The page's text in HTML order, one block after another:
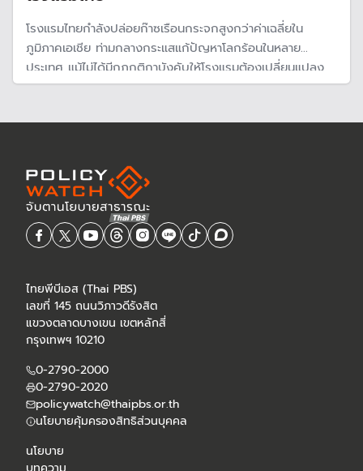
โรงแรมไทยกำลังปล่อยก๊าซเรือนกระจกสูงกว่าค่าเฉลี่ยใน
ภูมิภาคเอเชีย ท่ามกลางกระแสแก้ปัญหาโลกร้อนในหลาย
ประเทศ แม้ไม่ได้มีกฎกติกาบังคับให้โรงแรมต้องเปลี่ยนแปลง
แนวทางการดำเนินงาน แต่ก็มีแรงการกระตุ้นในทางอ้อมที่มาจาก
ไทยพีบีเอส (Thai PBS)
เลขที่ 145 ถนนวิภาวดีรังสิต
แขวงตลาดบางเขน เขตหลักสี่
กรุงเทพฯ 10210
0-2790-2000
0-2790-2020
policywatch@thaipbs.or.th
นโยบายคุ้มครองสิทธิส่วนบุคคล
นโยบาย